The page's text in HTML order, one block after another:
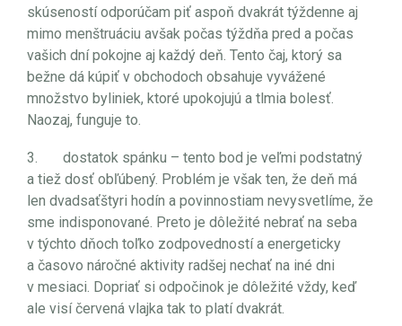
skúseností odporúčam piť aspoň dvakrát týždenne aj
mimo menštruáciu avšak počas týždňa pred a počas
vašich dní pokojne aj každý deň. Tento čaj, ktorý sa
bežne dá kúpiť v obchodoch obsahuje vyvážené
množstvo byliniek, ktoré upokojujú a tlmia bolesť.
Naozaj, funguje to.
3. dostatok spánku – tento bod je veľmi podstatný
a tiež dosť obľúbený. Problém je však ten, že deň má
len dvadsaťštyri hodín a povinnostiam nevysvetlíme, že
sme indisponované. Preto je dôležité nebrať na seba
v týchto dňoch toľko zodpovedností a energeticky
a časovo náročné aktivity radšej nechať na iné dni
v mesiaci. Dopriať si odpočinok je dôležité vždy, keď
ale visí červená vlajka tak to platí dvakrát.